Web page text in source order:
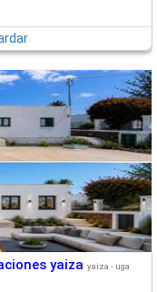
yaiza yaiza - uga